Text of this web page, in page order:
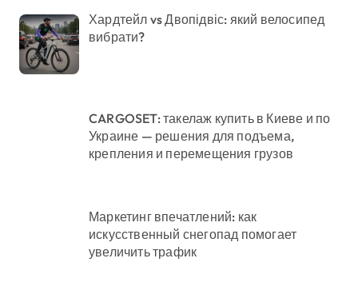
Хардтейл vs Двопідвіс: який велосипед
вибрати?
CARGOSET: такелаж купить в Киеве и по
Украине — решения для подъема,
крепления и перемещения грузов
Маркетинг впечатлений: как
искусственный снегопад помогает
увеличить трафик